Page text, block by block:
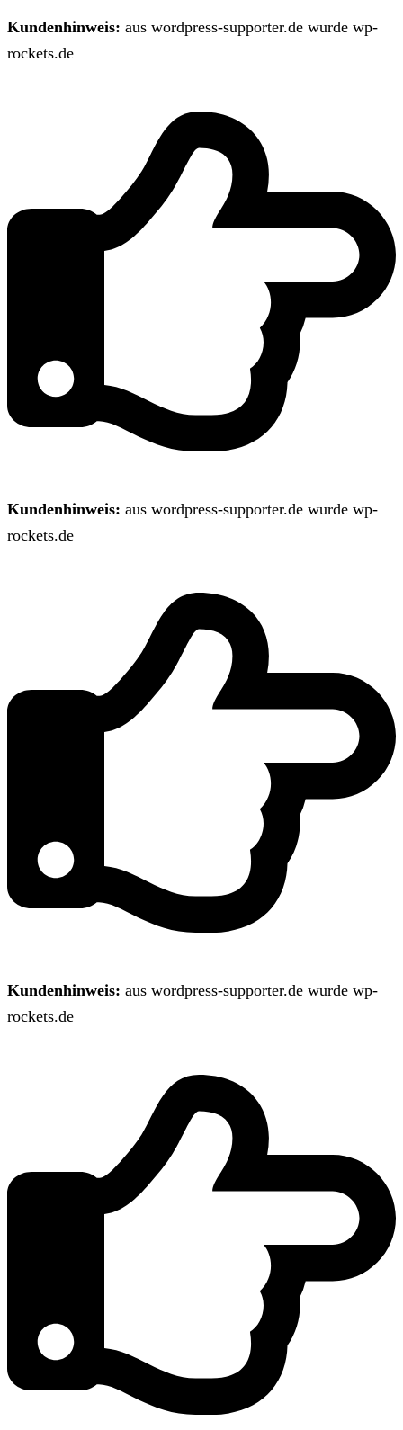
Kundenhinweis: aus wordpress-supporter.de wurde wp-
rockets.de
Kundenhinweis: aus wordpress-supporter.de wurde wp-
rockets.de
Kundenhinweis: aus wordpress-supporter.de wurde wp-
rockets.de